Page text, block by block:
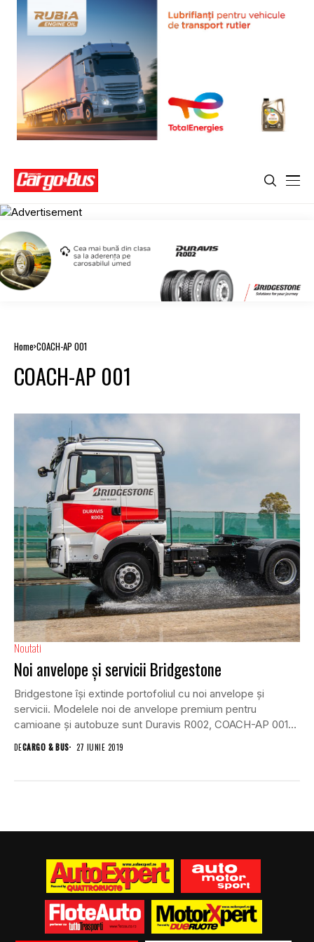
Home COACH-AP 001
COACH-AP 001
Noutati
Noi anvelope și servicii Bridgestone
Bridgestone își extinde portofoliul cu noi anvelope și
servicii. Modelele noi de anvelope premium pentru
camioane și autobuze sunt Duravis R002, COACH-AP 001
și...
DECARGO & BUS 27 IUNIE 2019